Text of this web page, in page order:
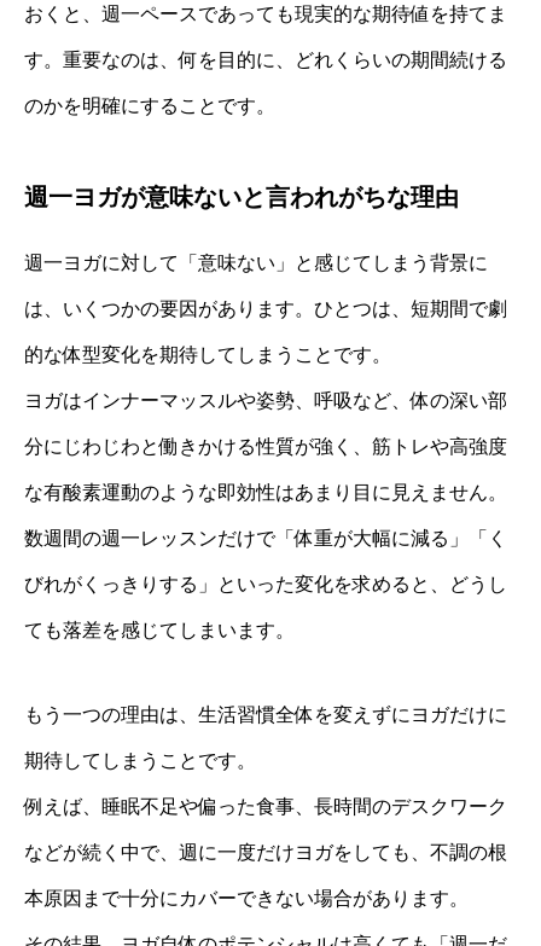
おくと、週一ペースであっても現実的な期待値を持てま
す。重要なのは、何を目的に、どれくらいの期間続ける
のかを明確にすることです。
週一ヨガが意味ないと言われがちな理由
週一ヨガに対して「意味ない」と感じてしまう背景に
は、いくつかの要因があります。ひとつは、短期間で劇
的な体型変化を期待してしまうことです。
ヨガはインナーマッスルや姿勢、呼吸など、体の深い部
分にじわじわと働きかける性質が強く、筋トレや高強度
な有酸素運動のような即効性はあまり目に見えません。
数週間の週一レッスンだけで「体重が大幅に減る」「く
びれがくっきりする」といった変化を求めると、どうし
ても落差を感じてしまいます。
もう一つの理由は、生活習慣全体を変えずにヨガだけに
期待してしまうことです。
例えば、睡眠不足や偏った食事、長時間のデスクワーク
などが続く中で、週に一度だけヨガをしても、不調の根
本原因まで十分にカバーできない場合があります。